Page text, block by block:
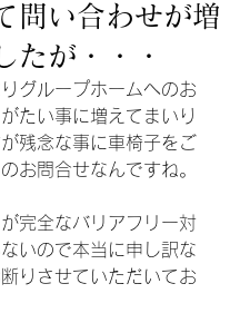
問い合わせが増
たが・・・
グループホームへのお
たい事に増えてまいり
残念な事に車椅子をご
お問合せなんですね。
完全なバリアフリー対
いので本当に申し訳な
りさせていただいてお